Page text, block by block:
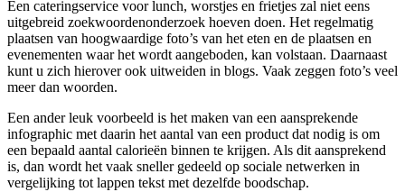
Een cateringservice voor lunch, worstjes en frietjes zal niet eens
uitgebreid zoekwoordenonderzoek hoeven doen. Het regelmatig
plaatsen van hoogwaardige foto’s van het eten en de plaatsen en
evenementen waar het wordt aangeboden, kan volstaan. Daarnaast
kunt u zich hierover ook uitweiden in blogs. Vaak zeggen foto’s veel
meer dan woorden.
Een ander leuk voorbeeld is het maken van een aansprekende
infographic met daarin het aantal van een product dat nodig is om
een bepaald aantal calorieën binnen te krijgen. Als dit aansprekend
is, dan wordt het vaak sneller gedeeld op sociale netwerken in
vergelijking tot lappen tekst met dezelfde boodschap.